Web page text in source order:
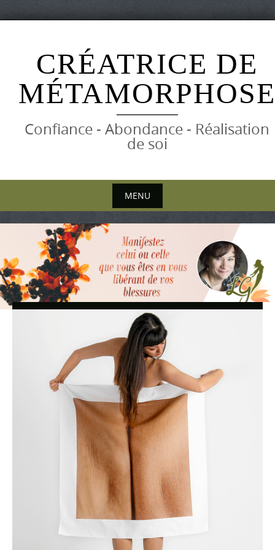
content
CRÉATRICE DE
MÉTAMORPHOSE
Confiance - Abondance - Réalisation
de soi
MENU
to
content